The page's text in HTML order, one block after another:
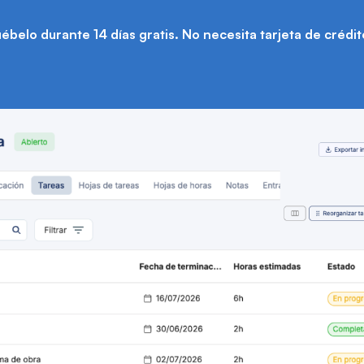
durante 14 días gratis. No necesita tarjeta de